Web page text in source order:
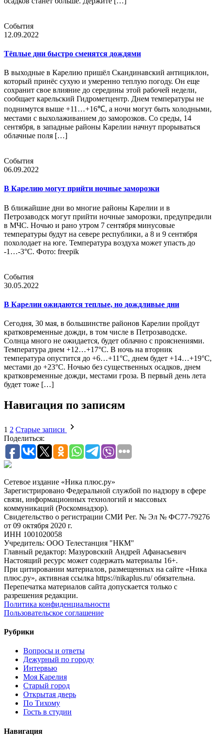
События
12.09.2022
Тёплые дни быстро сменятся дождями
В выходные в Карелию пришёл Скандинавский антициклон,
который принёс сухую и умеренно теплую погоду. Он еще
сохранит свое влияние до середины этой рабочей недели,
сообщает карельский Гидрометцентр. Днем температуры не
поднимутся выше +11…+16℃, а ночи могут быть холодными,
местами с выхолаживанием до заморозков. Со среды, 14
сентября, в западные районы Карелии начнут прорываться
облачные поля […]
События
06.09.2022
В Карелию могут прийти ночные заморозки
В ближайшие дни во многие районы Карелии и в
Петрозаводск могут прийти ночные заморозки, предупредили
в МЧС. Ночью и рано утром 7 сентября минусовые
температуры будут на севере республики, а 8 и 9 сентября
похолодает на юге. Температура воздуха может упасть до
-1…-3°С. Фото: freepik
События
30.05.2022
В Карелии ожидаются теплые, но дождливые дни
Сегодня, 30 мая, в большинстве районов Карелии пройдут
кратковременные дожди, в том числе в Петрозаводске.
Солнца много не ожидается, будет облачно с прояснениями.
Температура днем +12…+17°C. В ночь на вторник
температура опустится до +6…+11°C, днем будет +14…+19°С,
местами до +23°С. Ночью без существенных осадков, днем
кратковременные дожди, местами гроза. В первый день лета
будет тоже […]
Навигация по записям
1 2 Старые записи
Поделиться:
Сетевое издание «Ника плюс.ру»
Зарегистрировано Федеральной службой по надзору в сфере
связи, информационных технологий и массовых
коммуникаций (Роскомнадзор).
Свидетельство о регистрации СМИ Рег. № Эл № ФС77-79276
от 09 октября 2020 г.
ИНН 1001020058
Учредитель: ООО Телестанция "НКМ"
Главный редактор: Мазуровский Андрей Афанасьевич
Настоящий ресурс может содержать материалы 16+.
При цитировании материалов, размещенных на сайте «Ника
плюс.ру», активная ссылка https://nikaplus.ru/ обязательна.
Перепечатка материалов сайта допускается только с
разрешения редакции.
Политика конфиденциальности
Пользовательское соглашение
Рубрики
Вопросы и ответы
Дежурный по городу
Интервью
Моя Карелия
Старый город
Открытая дверь
По Тихому
Гость в студии
Навигация